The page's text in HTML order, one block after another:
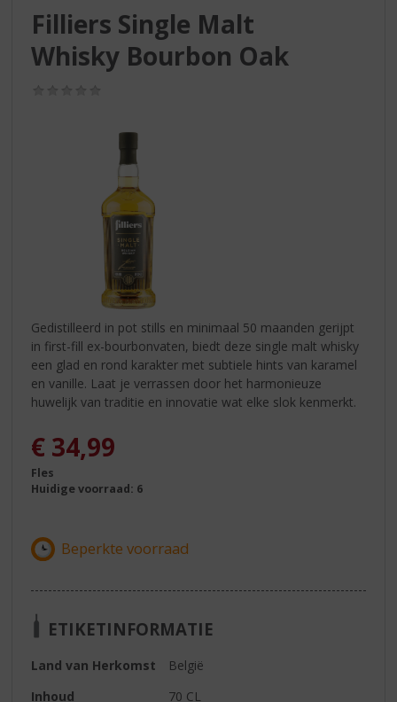
Filliers Single Malt
Whisky Bourbon Oak
Gedistilleerd in pot stills en minimaal 50 maanden gerijpt
in first-fill ex-bourbonvaten, biedt deze single malt whisky
een glad en rond karakter met subtiele hints van karamel
en vanille. Laat je verrassen door het harmonieuze
huwelijk van traditie en innovatie wat elke slok kenmerkt.
€ 34,99
Fles
Huidige voorraad: 6
ETIKETINFORMATIE
Land van Herkomst
België
Inhoud
70 CL